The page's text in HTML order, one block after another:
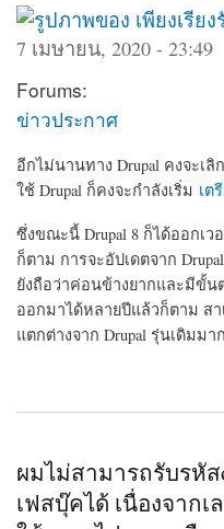
7 เมษายน, 2020 - 23:49
Forums:
ข่าวประกาศ
อีกไม่นานทาง Drupal คงจะเ
ใช้ Drupal ก็คงจะกำลังเริ่ม เต
ซึ่งขณะนี้ Drupal 8 ก็ได้ออกเว
ก็ตาม การจะอัปเดตจาก
ยังถือว่าค่อนข้างยากและมีขั้น
ออกมาได้หลายปีแล้วก็ตาม สา
แตกต่างจาก Drupal รุ่นเดิมมา
about ขณะนี้ Drupal 8
ผมไม่สามารถรับรหั
เฟสบุ๊คได้ เนื่องจาก